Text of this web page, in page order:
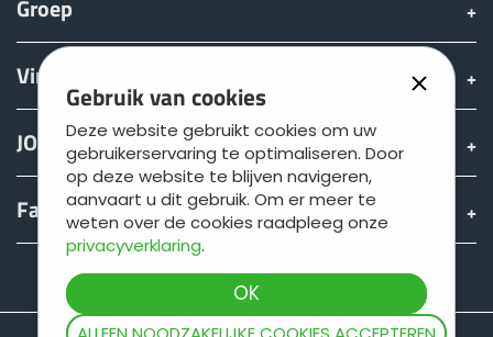
Gebruik van cookies
Deze website gebruikt cookies om uw
gebruikerservaring te optimaliseren. Door
op deze website te blijven navigeren,
aanvaart u dit gebruik. Om er meer te
weten over de cookies raadpleeg onze
privacyverklaring.
Groep
Vinden & Kopen
JOSKIN wereld
Fan shop
Teamviewer